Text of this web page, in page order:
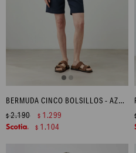
BERMUDA CINCO BOLSILLOS - AZUL MARINO
$2.190 $ 1.299
$ 1.104